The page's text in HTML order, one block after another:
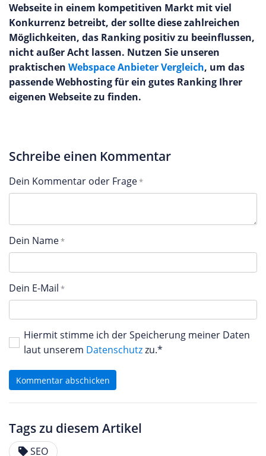
Webseite in einem kompetitiven Markt mit viel
Konkurrenz betreibt, der sollte diese zahlreichen
Möglichkeiten, das Ranking positiv zu beeinflussen,
nicht außer Acht lassen. Nutzen Sie unseren
praktischen Webspace Anbieter Vergleich, um das
passende Webhosting für ein gutes Ranking Ihrer
eigenen Webseite zu finden.
Schreibe einen Kommentar
Dein Kommentar oder Frage
Dein Name
Dein E-Mail
Hiermit stimme ich der Speicherung meiner Daten
laut unserem Datenschutzzu.*
Kommentar abschicken
Tags zu diesem Artikel
SEO